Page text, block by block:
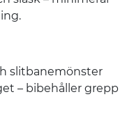
slitbanemönster
– bibehåller grepp